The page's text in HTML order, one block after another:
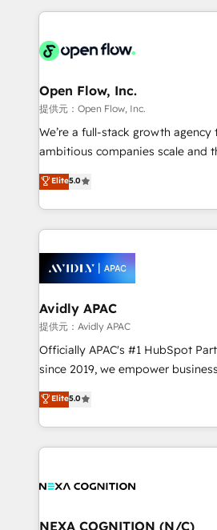
things are happening.
most effective way, while at the
integrated buyers journey. Elixir is
and Amsterdam. Elixir is a first mover and leader
when it comes to HubSpot sales
implementations, highly
acumen, process (re-)design
integrate HubSpot with complex
MicroSoft, custom solutions,... Our company also has
Retail execution, CPQ, customer
HubSpot CMS developments. And we're champions
Open Flow, Inc.
提供元：Open Flow, Inc.
We’re a full-stack growth agency
ambitious companies scale and thrive.
upgrading and streamlining every
generating aspect of your business. We’re
HubSpot Elite Solutions Partners
nerds who can harness
experience. Working hand-in-hand with your team,
we’ll assemble a RevOps
traffic, generates better leads and
revenue goals. We've worked with thousands of
HubSpot customers and we'd
too! Clients come to us for: Advanced CRM solutions
HubSpot Data System
to HubSpot New lead generation
Elite5.0
Avidly APAC
提供元：Avidly APAC
Officially APAC's #1 HubSpot
since 2019, we empower businesses in Australia,
New Zealand, and globally to
potential through enterprise
implementation. And we deliver best practice across
the whole HubSpot platform,
all businesses, from start-up to
the world. Our human approach to digital
Elite5.0
NEXA COGNITION (N/C)